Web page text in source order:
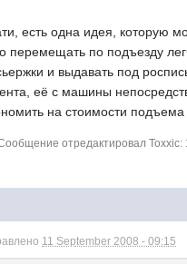
есть одна идея, которую
перемещать по подъезду
и выдавать под
её с машины
на стоимости подъема
отредактировал Toxxic:
11 September 2008 - 09:15